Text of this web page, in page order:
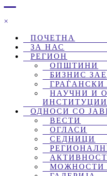
×
ПОЧЕТНА
ЗА НАС
РЕГИОН
ОПШТИНИ
БИЗНИС
НАУЧНИ И
ИНСТИТУЦИИ
ОДНОСИ СО
ВЕСТИ
ОГЛАСИ
СЕДНИЦИ
МОЖНОСТИ